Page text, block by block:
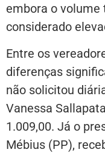
embora o
considerado
Entre os
diferenças
não solicitou
Vanessa
1.009,00. Já o
Mébius (PP),